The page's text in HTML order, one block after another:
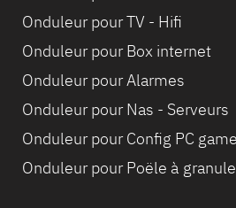
Onduleur pour TV - Hifi
Onduleur pour Box internet
Onduleur pour Alarmes
Onduleur pour Nas - Serveurs
Onduleur pour Config PC
Onduleur pour Poële à